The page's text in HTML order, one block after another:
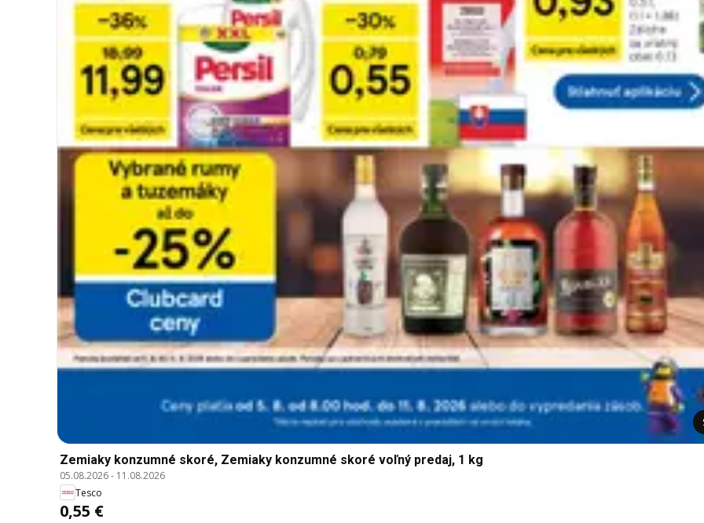
Zemiaky konzumné skoré, Zemiaky konzumné skoré voľný predaj, 1 kg
05.08.2026- 11.08.2026
Tesco
0,55 €